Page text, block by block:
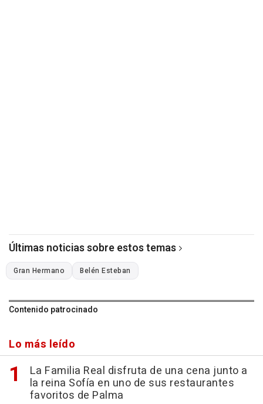
Últimas noticias sobre estos temas
Gran Hermano Belén Esteban
Contenido patrocinado
Lo más leído
La Familia Real disfruta de una cena junto a
la reina Sofía en uno de sus restaurantes
favoritos de Palma